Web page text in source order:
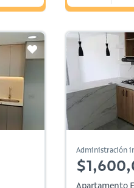
Administración
Apartamento